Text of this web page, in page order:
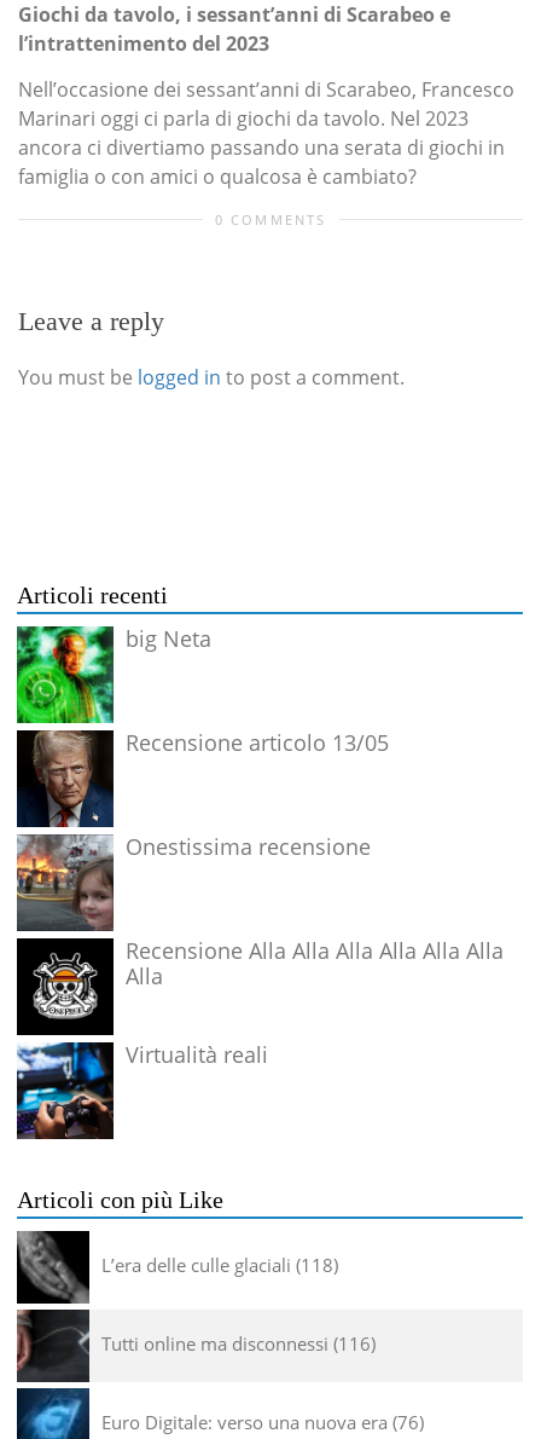
Giochi da tavolo, i sessant’anni di Scarabeo e
l’intrattenimento del 2023
Nell’occasione dei sessant’anni di Scarabeo, Francesco
Marinari oggi ci parla di giochi da tavolo. Nel 2023
ancora ci divertiamo passando una serata di giochi in
famiglia o con amici o qualcosa è cambiato?
0 COMMENTS
Leave a reply
You must be logged in to post a comment.
Articoli recenti
big Neta
Recensione articolo 13/05
Onestissima recensione
Recensione Alla Alla Alla Alla Alla Alla
Alla
Virtualità reali
Articoli con più Like
L’era delle culle glaciali 118
Tutti online ma disconnessi 116
Euro Digitale: verso una nuova era 76